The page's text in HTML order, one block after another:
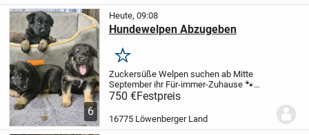
frei,...
6
Heute, 09:08
Hundewelpen Abzugeben
Merken
Zuckersüße Welpen suchen ab Mitte
September ihr Für-immer-Zuhause 🐾
Unsere bezaubernden Welpen, geboren
am 09.06.2026, dürfen ab Mitte
September in liebevolle Familien
Die Mutter ist ein...
750 €Festpreis
16775 Löwenberger Land